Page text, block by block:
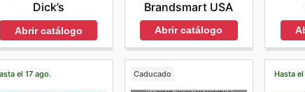
Dick’s
Abrir catálogo
Brandsmart USA
Abrir catálogo
el 17 ago. Caducado Hasta